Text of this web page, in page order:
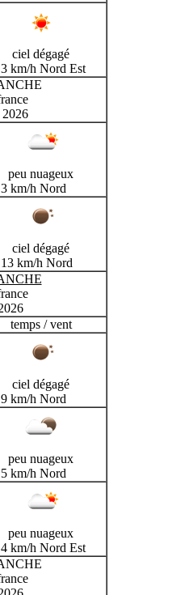
ciel dégagé
km/h Nord Est
peu nuageux
km/h Nord
ciel dégagé
km/h Nord
temps / vent
ciel dégagé
km/h Nord
peu nuageux
km/h Nord
peu nuageux
km/h Nord Est